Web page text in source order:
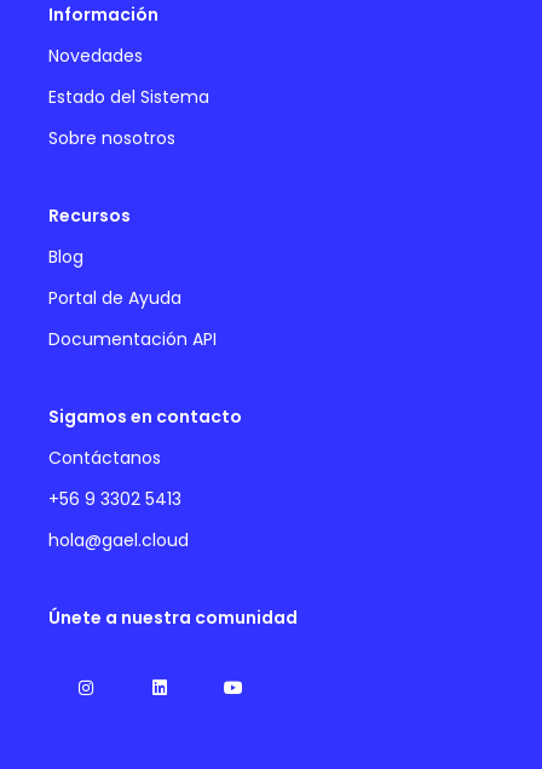
Información
Novedades
Estado del Sistema
Sobre nosotros
Recursos
Blog
Portal de Ayuda
Documentación API
Sigamos en contacto
Contáctanos
+56 9 3302 5413
hola@gael.cloud
Únete a nuestra comunidad